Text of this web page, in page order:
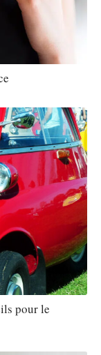
pour le